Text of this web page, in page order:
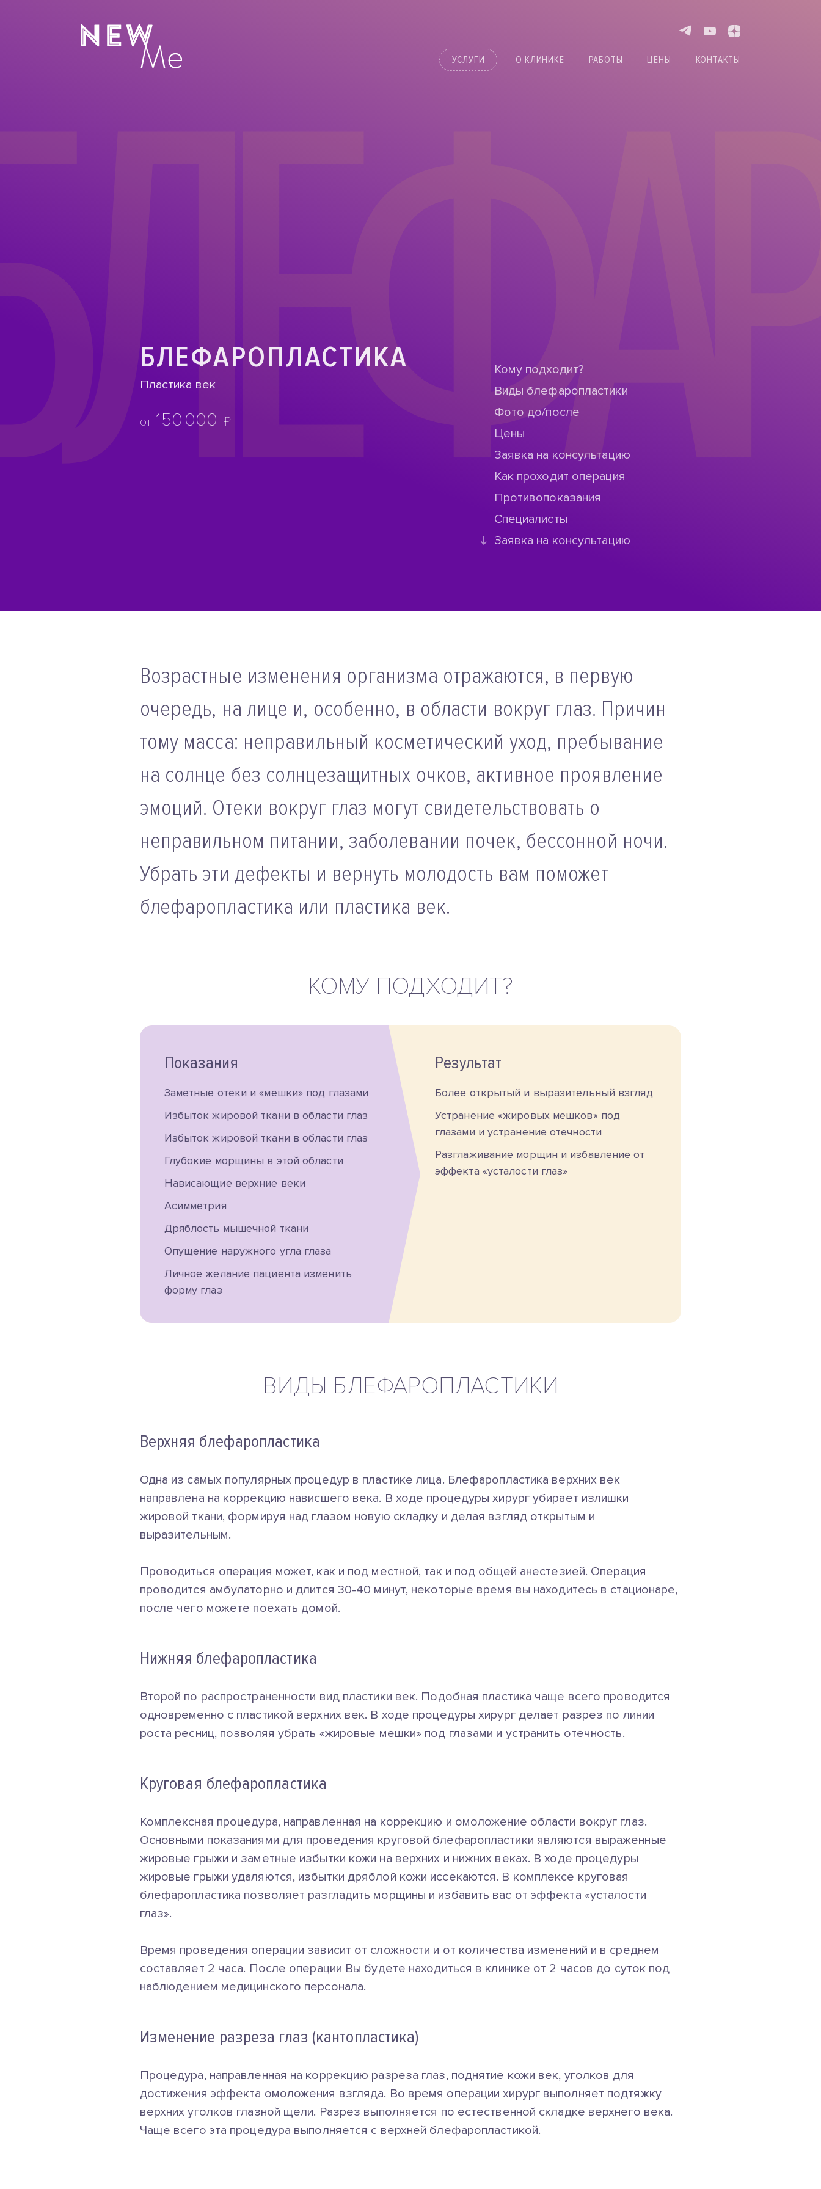
УСЛУГИ О КЛИНИКЕ РАБОТЫ ЦЕНЫ КОНТАКТЫ
БЛЕФАРОПЛАСТИКА
Пластика век
от 150000 ₽
Кому подходит?
Виды блефаропластики
Фото до/после
Цены
Заявка на консультацию
Как проходит операция
Противопоказания
Специалисты
Заявка на консультацию
Возрастные изменения организма отражаются, в первую
очередь, на лице и, особенно, в области вокруг глаз. Причин
тому масса: неправильный косметический уход, пребывание
на солнце без солнцезащитных очков, активное проявление
эмоций. Отеки вокруг глаз могут свидетельствовать о
неправильном питании, заболевании почек, бессонной ночи.
Убрать эти дефекты и вернуть молодость вам поможет
блефаропластика или пластика век.
КОМУ ПОДХОДИТ?
Показания
Заметные отеки и «мешки» под глазами
Избыток жировой ткани в области глаз
Избыток жировой ткани в области глаз
Глубокие морщины в этой области
Нависающие верхние веки
Асимметрия
Дряблость мышечной ткани
Опущение наружного угла глаза
Личное желание пациента изменить
форму глаз
Результат
Более открытый и выразительный взгляд
Устранение «жировых мешков» под
глазами и устранение отечности
Разглаживание морщин и избавление от
эффекта «усталости глаз»
ВИДЫ БЛЕФАРОПЛАСТИКИ
Верхняя блефаропластика
Одна из самых популярных процедур в пластике лица. Блефаропластика верхних век
направлена на коррекцию нависшего века. В ходе процедуры хирург убирает излишки
жировой ткани, формируя над глазом новую складку и делая взгляд открытым и
выразительным.
Проводиться операция может, как и под местной, так и под общей анестезией. Операция
проводится амбулаторно и длится 30-40 минут, некоторые время вы находитесь в стационаре,
после чего можете поехать домой.
Нижняя блефаропластика
Второй по распространенности вид пластики век. Подобная пластика чаще всего проводится
одновременно с пластикой верхних век. В ходе процедуры хирург делает разрез по линии
роста ресниц, позволяя убрать «жировые мешки» под глазами и устранить отечность.
Круговая блефаропластика
Комплексная процедура, направленная на коррекцию и омоложение области вокруг глаз.
Основными показаниями для проведения круговой блефаропластики являются выраженные
жировые грыжи и заметные избытки кожи на верхних и нижних веках. В ходе процедуры
жировые грыжи удаляются, избытки дряблой кожи иссекаются. В комплексе круговая
блефаропластика позволяет разгладить морщины и избавить вас от эффекта «усталости
глаз».
Время проведения операции зависит от сложности и от количества изменений и в среднем
составляет 2 часа. После операции Вы будете находиться в клинике от 2 часов до суток под
наблюдением медицинского персонала.
Изменение разреза глаз (кантопластика)
Процедура, направленная на коррекцию разреза глаз, поднятие кожи век, уголков для
достижения эффекта омоложения взгляда. Во время операции хирург выполняет подтяжку
верхних уголков глазной щели. Разрез выполняется по естественной складке верхнего века.
Чаще всего эта процедура выполняется с верхней блефаропластикой.